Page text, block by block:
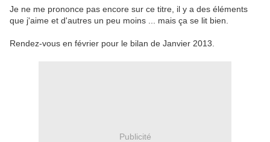
Je ne me prononce pas encore sur ce titre, il y a des éléments
que j'aime et d'autres un peu moins ... mais ça se lit bien.
Rendez-vous en février pour le bilan de Janvier 2013.
Publicité